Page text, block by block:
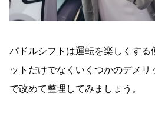
パドルシフトは運転を楽しくする
ットだけでなくいくつかのデメリ
で改めて整理してみましょう。